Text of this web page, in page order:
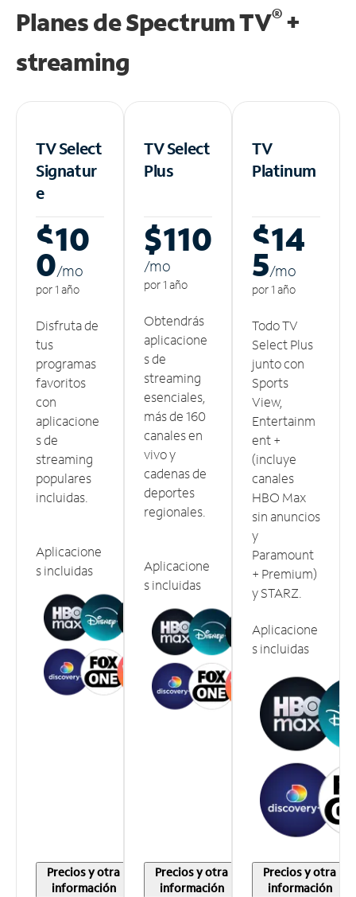
Planes de Spectrum TV®+
streaming
TV Select
Signatur
e
$10
0/mo
por 1 año
Disfruta de
tus
programas
favoritos
con
aplicacione
s de
streaming
populares
incluidas.
Aplicacione
s incluidas
Precios y otra
información
TV Select
Plus
$110
/mo
por 1 año
Obtendrás
aplicacione
s de
streaming
esenciales,
más de 160
canales en
vivo y
cadenas de
deportes
regionales.
Aplicacione
s incluidas
Precios y otra
información
TV
Platinum
$14
5/mo
por 1 año
Todo TV
Select Plus
junto con
Sports
View,
Entertainm
ent +
(incluye
canales
HBO Max
sin anuncios
y
Paramount
+ Premium)
y STARZ.
Aplicacione
s incluidas
Precios y otra
información